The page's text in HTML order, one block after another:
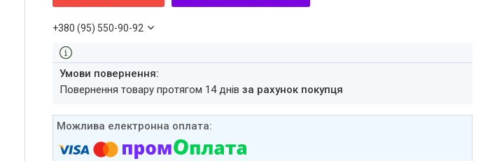
+380 (95) 550-90-92
повернення товару протягом 14 днівза рахунок покупця